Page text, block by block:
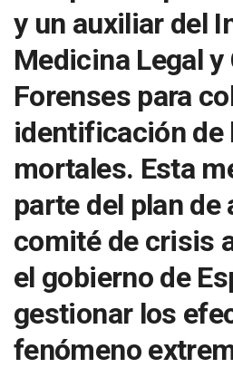
y un auxiliar del
Medicina Legal
Forenses para
identificación de
mortales. Esta
parte del plan de
comité de crisis
el gobierno de
gestionar los
fenómeno